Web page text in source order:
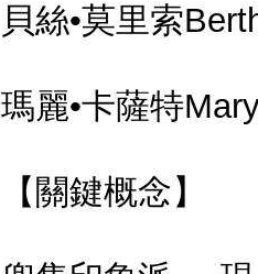
貝絲•莫里索
瑪麗•卡薩特
【關鍵概念】